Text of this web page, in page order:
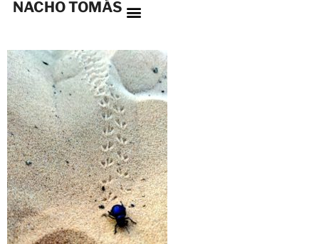
NACHO TOMÁS